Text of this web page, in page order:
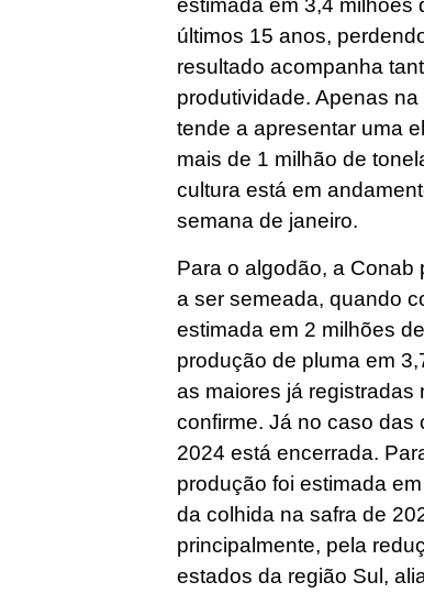
estimada em 3,4 milhões
últimos 15 anos,
resultado acompanha
produtividade. Apenas
tende a apresentar uma
mais de 1 milhão de
cultura está em
semana de janeiro.
Para o algodão, a Conab
a ser semeada, quando
estimada em 2 milhões
produção de pluma em
as maiores já registradas
confirme. Já no caso das
2024 está encerrada.
produção foi estimada
da colhida na safra de
principalmente, pela
estados da região Sul,